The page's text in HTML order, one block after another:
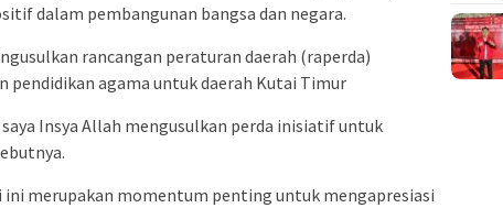
dalam pembangunan bangsa dan negara.
rancangan peraturan daerah (raperda)
pendidikan agama untuk daerah Kutai Timur
Insya Allah mengusulkan perda inisiatif untuk
merupakan momentum penting untuk mengapresiasi